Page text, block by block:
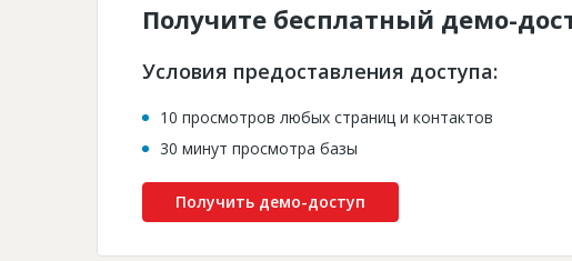
Получите бесплатный демо-
Условия предоставления доступа:
10 просмотров любых страниц и контактов
30 минут просмотра базы
Получить демо-доступ